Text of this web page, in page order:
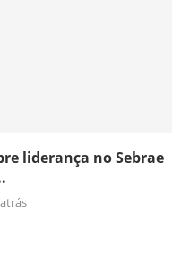
liderança no Sebrae